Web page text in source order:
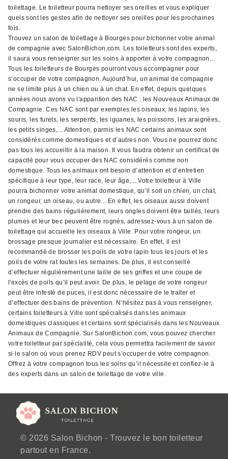
toilettage. Le toiletteur pourra nettoyer ses oreilles et vous expliquer
quels sont les gestes afin de nettoyer ses oreilles pour les prochaines
fois.
Trouvez un salon de toilettage à Bourges pour bichonner votre animal
de compagnie avec SalonBichon.com. Les toiletteurs sont des experts,
il saura vous renseigner sur les soins à apporter à votre compagnon...
Tous les toiletteurs de Bourges pourront vous accompagner pour
s’occuper de votre compagnon. Aujourd’hui, un animal de compagnie
ne se limite plus à un chien ou à un chat. En effet, depuis quelques
années nous avons vu l'apparition des NAC : les Nouveaux Animaux de
Compagnie. Ces NAC sont par exemples les oiseaux, les lapins, les
souris, les furets, les serpents, les iguanes, les poissons, les araignées,
les petits singes,... Attention, parmis les NAC certains animaux sont
considérés comme domestiques et d’autres non. Vous ne pourrez donc
pas tous les accueillir à la maison. Il vous faudra obtenir un certificat de
capacité pour vous occuper des NAC considérés comme non
domestique. Tous les animaux ont besoin d’attention et d’entretien
spécifique à leur type, leur race, leur âge,... Votre toiletteur à Ville
pourra bichonner votre animal domestique, qu’il soit un chien, un chat,
un rongeur, un oiseau, ou autre... En effet, les oiseaux aussi doivent
prendre des bains régulièrement, leurs ongles doivent être taillés, leurs
plumes et leur bec peuvent être rognés, adressez-vous à un salon de
toilettage qui accueille les oiseaux à Ville. Pour votre rongeur, un
brossage presque journalier est nécessaire. En effet, il est
recommandé de brosser les poils de votre lapin tous les jours et les
poils de votre rat toutes les semaines. De plus, il est conseillé
d’effectuer régulièrement une taille de ses griffes et une coupe de
l'excès de poils qu’il peut avoir. De plus, le pelage de votre rongeur
peut être infesté de puces, il est donc nécessaire de le traiter et
d’effectuer des bains de prévention. N’hésitez pas à vous renseigner,
certains toiletteurs à Ville sont spécialisés dans les animaux
domestiques classiques et certains sont spécialisés dans les Nouveaux
Animaux de Compagnie. Sur SalonBichon.com, vous pouvez chercher
votre toiletteur par spécialité, cela vous permettra facilement de savoir
si le salon où vous prenez RDV peut s’occuper de votre compagnon.
Offrez à votre compagnon tous les soins qu’il nécessite et confiez-le à
des experts dans un salon de toilettage de votre ville.
© 2026 Salon Bichon - Trouvez le bon toiletteur
partout en France.